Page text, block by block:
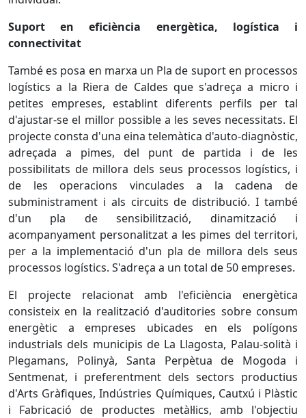
Suport en eficiència energètica, logística i
connectivitat
També es posa en marxa un Pla de suport en processos
logístics a la Riera de Caldes que s'adreça a micro i
petites empreses, establint diferents perfils per tal
d'ajustar-se el millor possible a les seves necessitats. El
projecte consta d'una eina telemàtica d'auto-diagnòstic,
adreçada a pimes, del punt de partida i de les
possibilitats de millora dels seus processos logístics, i
de les operacions vinculades a la cadena de
subministrament i als circuits de distribució. I també
d'un pla de sensibilització, dinamització i
acompanyament personalitzat a les pimes del territori,
per a la implementació d'un pla de millora dels seus
processos logístics. S'adreça a un total de 50 empreses.
El projecte relacionat amb l'eficiència energètica
consisteix en la realització d'auditories sobre consum
energètic a empreses ubicades en els polígons
industrials dels municipis de La Llagosta, Palau-solità i
Plegamans, Polinyà, Santa Perpètua de Mogoda i
Sentmenat, i preferentment dels sectors productius
d'Arts Gràfiques, Indústries Químiques, Cautxú i Plàstic
i Fabricació de productes metàl·lics, amb l'objectiu